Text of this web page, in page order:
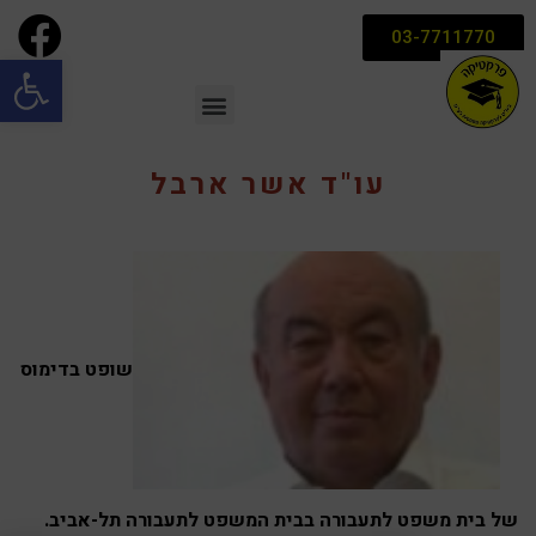
פתח
03-7711770
עו"ד אשר ארבל
שופט בדימוס
של בית משפט לתעבורה בבית המשפט לתעבורה תל-אביב.